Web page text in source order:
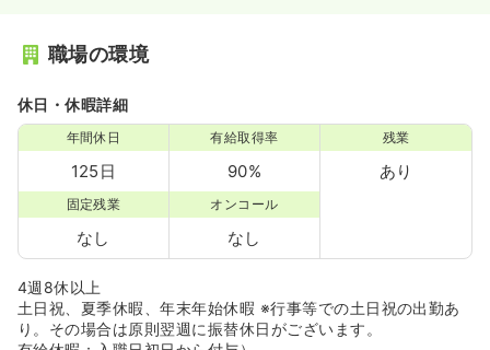
職場の環境
休日・休暇詳細
年間休日
125日
有給取得率
90%
残業
あり
固定残業
なし
オンコール
なし
4週8休以上
土日祝、夏季休暇、年末年始休暇 ※行事等での土日祝の出勤あ
り。その場合は原則翌週に振替休日がございます。